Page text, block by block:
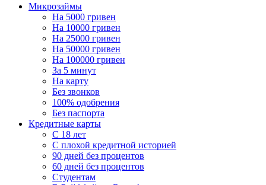
Микрозаймы
На 5000 гривен
На 10000 гривен
На 25000 гривен
На 50000 гривен
На 100000 гривен
За 5 минут
На карту
Без звонков
100% одобрения
Без паспорта
Кредитные карты
C 18 лет
С плохой кредитной историей
90 дней без процентов
60 дней без процентов
Студентам